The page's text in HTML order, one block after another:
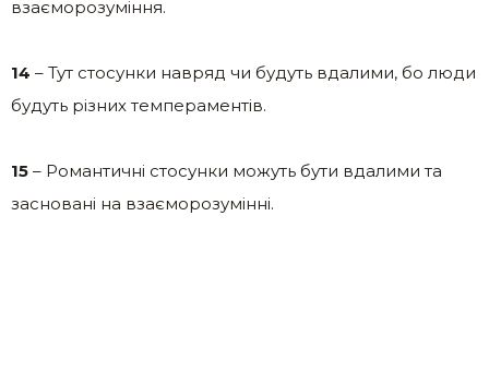
взаєморозуміння.
14 – Тут стосунки навряд чи будуть вдалими, бо люди
будуть різних темпераментів.
15 – Романтичні стосунки можуть бути вдалими та
засновані на взаєморозумінні.